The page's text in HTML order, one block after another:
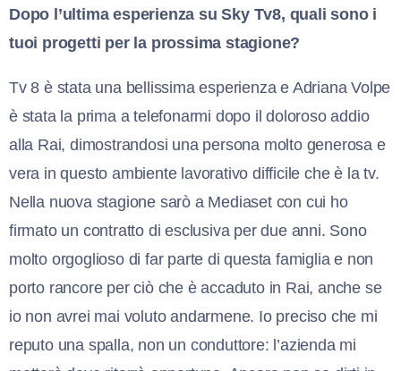
Dopo l’ultima esperienza su Sky Tv8, quali sono i
tuoi progetti per la prossima stagione?
Tv 8 è stata una bellissima esperienza e Adriana Volpe
è stata la prima a telefonarmi dopo il doloroso addio
alla Rai, dimostrandosi una persona molto generosa e
vera in questo ambiente lavorativo difficile che è la tv.
Nella nuova stagione sarò a Mediaset con cui ho
firmato un contratto di esclusiva per due anni. Sono
molto orgoglioso di far parte di questa famiglia e non
porto rancore per ciò che è accaduto in Rai, anche se
io non avrei mai voluto andarmene. Io preciso che mi
reputo una spalla, non un conduttore: l’azienda mi